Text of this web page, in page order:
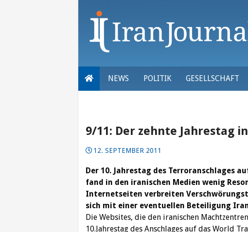
NEWS POLITIK GESELLSCHAFT
9/11: Der zehnte Jahrestag
12. SEPTEMBER 2011
Der 10. Jahrestag des Terroranschlages
fand in den iranischen Medien wenig
Internetseiten verbreiten
sich mit einer eventuellen Beteiligung
Die Websites, die den iranischen
10.Jahrestag des Anschlages auf das World